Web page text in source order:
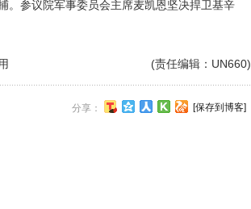
。参议院军事委员会主席麦凯恩坚决捍卫基辛
(责任编辑：UN660)
分享： [保存到博客]